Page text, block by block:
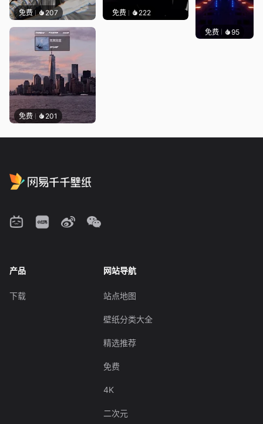
免费 207 免费 222
免费 201
免费 95
产品
下载
网站导航
站点地图
壁纸分类大全
精选推荐
免费
4K
二次元